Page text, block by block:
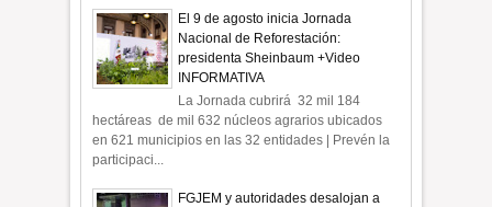
El 9 de agosto inicia Jornada
Nacional de Reforestación:
presidenta Sheinbaum +Video
INFORMATIVA
La Jornada cubrirá 32 mil 184
hectáreas de mil 632 núcleos agrarios ubicados
en 621 municipios en las 32 entidades | Prevén la
participaci...
FGJEM y autoridades desalojan a